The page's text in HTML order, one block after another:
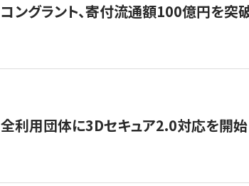
コングラント、寄付流通額100億円を突
全利用団体に3Dセキュア2.0対応を開